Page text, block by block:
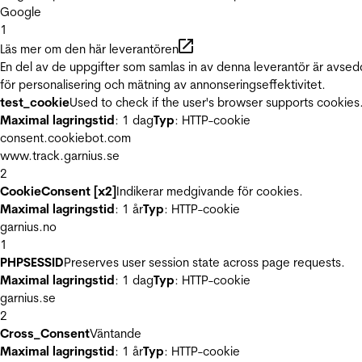
Google
1
Läs mer om den här leverantören
En del av de uppgifter som samlas in av denna leverantör är
för personalisering och mätning av annonseringseffektivitet.
test_cookieUsed to check if the user's browser supports
Maximal lagringstid: 1 dagTyp: HTTP-cookie
consent.cookiebot.com
www.track.garnius.se
2
CookieConsent [x2]Indikerar medgivande för cookies.
Maximal lagringstid: 1 årTyp: HTTP-cookie
garnius.no
1
PHPSESSIDPreserves user session state across page requests.
Maximal lagringstid: 1 dagTyp: HTTP-cookie
garnius.se
2
Cross_ConsentVäntande
Maximal lagringstid: 1 årTyp: HTTP-cookie